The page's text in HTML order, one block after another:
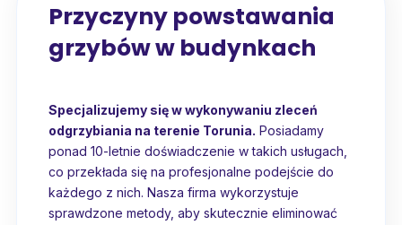
Przyczyny powstawania
grzybów w budynkach
Specjalizujemy się w wykonywaniu zleceń
odgrzybiania na terenie Torunia. Posiadamy
ponad 10-letnie doświadczenie w takich usługach,
co przekłada się na profesjonalne podejście do
każdego z nich. Nasza firma wykorzystuje
sprawdzone metody, aby skutecznie eliminować